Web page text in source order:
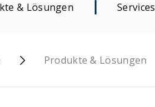
& Lösungen Services
Produkte & Lösungen